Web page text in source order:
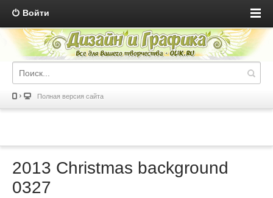
Войти
Полная версия сайта
2013 Christmas background
0327